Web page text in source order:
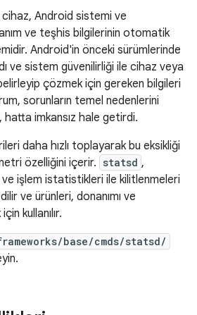
cihaz, Android sistemi ve
ve teşhis bilgilerinin otomatik
Android'in önceki sürümlerinde
ve sistem güvenilirliği ile cihaz veya
çözmek için gereken bilgileri
sorunların temel nedenlerini
hatta imkansız hale getirdi.
daha hızlı toplayarak bu eksikliği
özelliğini içerir. statsd ,
ve işlem istatistikleri ile kilitlenmeleri
ve ürünleri, donanımı ve
kullanılır.
base/cmds/statsd/